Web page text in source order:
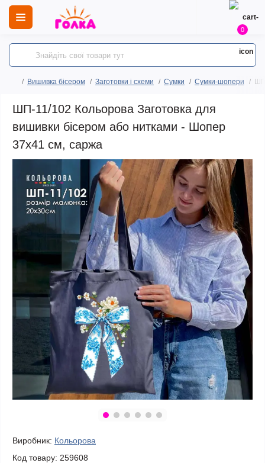
0
Вишивка бісером Заготовки і схеми Сумки Сумки-шопери
ШП-11/102 Кольорова Заготовка для
вишивки бісером або нитками - Шопер
37x41 см, саржа
Виробник: Кольорова
Код товару: 259608